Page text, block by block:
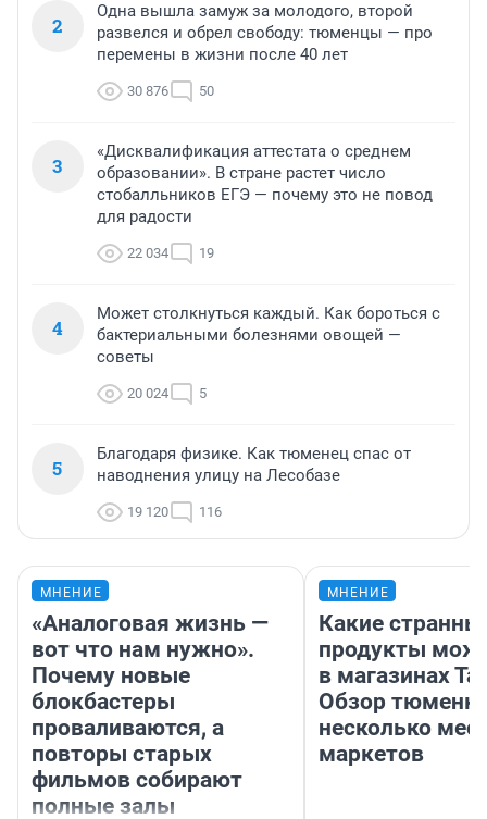
2
Одна вышла замуж за молодого, второй
развелся и обрел свободу: тюменцы — про
перемены в жизни после 40 лет
30 876 50
3
«Дисквалификация аттестата о среднем
образовании». В стране растет число
стобалльников ЕГЭ — почему это не повод
для радости
22 034 19
4
Может столкнуться каждый. Как бороться с
бактериальными болезнями овощей —
советы
20 024 5
5
Благодаря физике. Как тюменец спас от
наводнения улицу на Лесобазе
19 120 116
МНЕНИЕ
«Аналоговая жизнь —
вот что нам нужно».
Почему новые
блокбастеры
проваливаются, а
повторы старых
фильмов собирают
полные залы
МНЕНИЕ
Какие
продукты
в магазинах
Обзор
несколько
маркетов